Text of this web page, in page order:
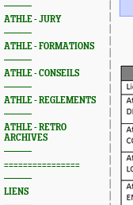
ATHLE - JURY
ATHLE - FORMATIONS
ATHLE - CONSEILS
ATHLE - REGLEMENTS
ATHLE - RETRO
ARCHIVES
================
LIENS